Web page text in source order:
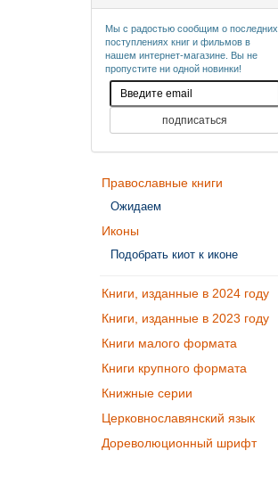
Мы с радостью сообщим о последних
поступлениях книг и фильмов в
нашем интернет-магазине. Вы не
пропустите ни одной новинки!
Православные книги
Ожидаем
Иконы
Подобрать киот к иконе
Книги, изданные в 2024 году
Книги, изданные в 2023 году
Книги малого формата
Книги крупного формата
Книжные серии
Церковнославянский язык
Дореволюционный шрифт